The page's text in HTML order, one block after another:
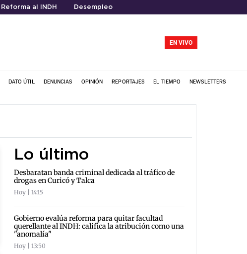
Reforma al INDH Desempleo
EN VIVO
DATO ÚTIL DENUNCIAS OPINIÓN REPORTAJES EL TIEMPO NEWSLETTERS
Lo último
Desbaratan banda criminal dedicada al tráfico de
drogas en Curicó y Talca
Hoy | 14:15
Gobierno evalúa reforma para quitar facultad
querellante al INDH: califica la atribución como una
"anomalía"
Hoy | 13:50